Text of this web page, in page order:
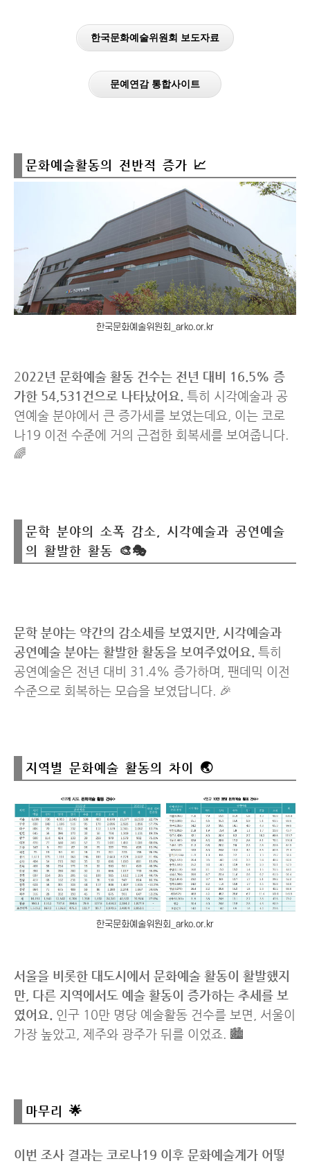
한국문화예술위원회 보도자료
문예연감 통합사이트
문화예술활동의 전반적 증가 📈
한국문화예술위원회_arko.or.kr
2022년 문화예술 활동 건수는 전년 대비 16.5% 증
가한 54,531건으로 나타났어요. 특히 시각예술과 공
연예술 분야에서 큰 증가세를 보였는데요, 이는 코로
나19 이전 수준에 거의 근접한 회복세를 보여줍니다.
🌈
문학 분야의 소폭 감소, 시각예술과 공연예술
의 활발한 활동 🎨🎭
문학 분야는 약간의 감소세를 보였지만, 시각예술과
공연예술 분야는 활발한 활동을 보여주었어요. 특히
공연예술은 전년 대비 31.4% 증가하며, 팬데믹 이전
수준으로 회복하는 모습을 보였답니다. 🎉
지역별 문화예술 활동의 차이 🌏
한국문화예술위원회_arko.or.kr
서울을 비롯한 대도시에서 문화예술 활동이 활발했지
만, 다른 지역에서도 예술 활동이 증가하는 추세를 보
였어요. 인구 10만 명당 예술활동 건수를 보면, 서울이
가장 높았고, 제주와 광주가 뒤를 이었죠. 🏙️
마무리 🌟
이번 조사 결과는 코로나19 이후 문화예술계가 어떻